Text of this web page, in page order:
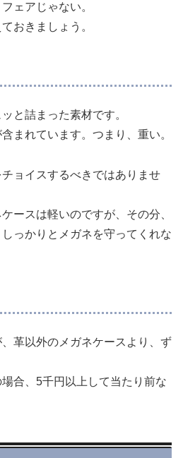
ェアじゃない。
おきましょう。
と詰まった素材です。
まれています。つまり、重い。
ョイスするべきではありませ
ースは軽いのですが、その分、
っかりとメガネを守ってくれな
革以外のメガネケースより、ず
場合、5千円以上して当たり前な